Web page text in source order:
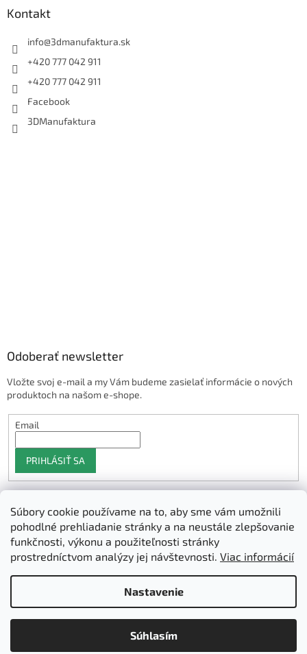
Súbory cookie používame na to, aby sme vám umožnili
pohodlné prehliadanie stránky a na neustále zlepšovanie
funkčnosti, výkonu a použiteľnosti stránky
prostredníctvom analýzy jej návštevnosti. Viac informácií
Nastavenie
Súhlasím
Kontakt
info@3dmanufaktura.sk
+420 777 042 911
+420 777 042 911
Facebook
3DManufaktura
Odoberať newsletter
Vložte svoj e-mail a my Vám budeme zasielať informácie o nových
produktoch na našom e-shope.
Email
PRIHLÁSIŤ SA
Shoptet.sk
Upraviť nastavenie cookies